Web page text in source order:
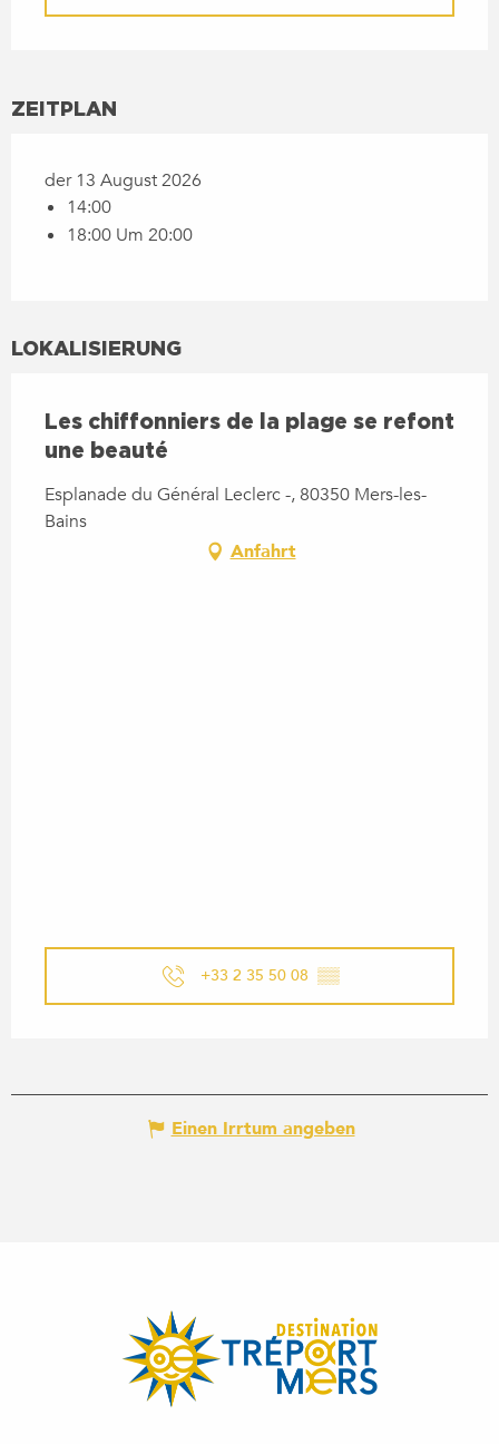
ZEITPLAN
der 13 August 2026
14:00
18:00 Um 20:00
LOKALISIERUNG
Les chiffonniers de la plage se refont
une beauté
Esplanade du Général Leclerc -, 80350 Mers-les-
Bains
Anfahrt
+33 2 35 50 08 ▒▒
Einen Irrtum angeben